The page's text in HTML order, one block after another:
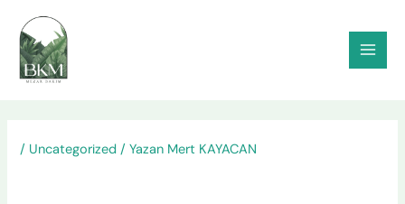
atla
/ Uncategorized / Yazan Mert KAYACAN